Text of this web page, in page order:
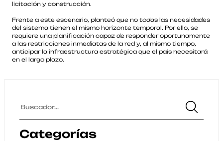
licitación y construcción.
Frente a este escenario, planteó que no todas las necesidades
del sistema tienen el mismo horizonte temporal. Por ello, se
requiere una planificación capaz de responder oportunamente
a las restricciones inmediatas de la red y, al mismo tiempo,
anticipar la infraestructura estratégica que el país necesitará
en el largo plazo.
Categorías